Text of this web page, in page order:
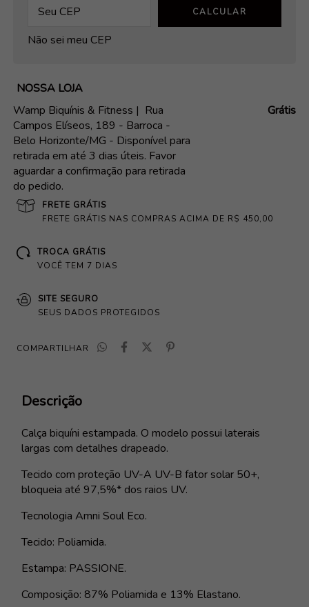
CALCULAR
Não sei meu CEP
NOSSA LOJA
Wamp Biquínis & Fitness | Rua
Campos Elíseos, 189 - Barroca -
Belo Horizonte/MG - Disponível para
retirada em até 3 dias úteis. Favor
aguardar a confirmação para retirada
do pedido.
Grátis
FRETE GRÁTIS
FRETE GRÁTIS NAS COMPRAS ACIMA DE R$ 450,00
TROCA GRÁTIS
VOCÊ TEM 7 DIAS
SITE SEGURO
SEUS DADOS PROTEGIDOS
COMPARTILHAR
Descrição
Calça biquíni estampada. O modelo possui laterais
largas com detalhes drapeado.
Tecido com proteção UV-A UV-B fator solar 50+,
bloqueia até 97,5%* dos raios UV.
Tecnologia Amni Soul Eco.
Tecido: Poliamida.
Estampa: PASSIONE.
Composição: 87% Poliamida e 13% Elastano.